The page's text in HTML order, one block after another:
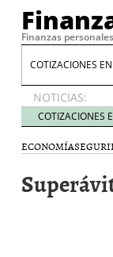
Finanzas
COTIZACIONES
NOTICIAS:
COTIZACIONES
ECONOMÍA